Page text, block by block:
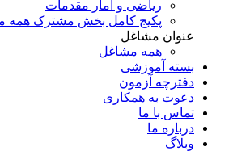
ریاضی و آمار مقدمات
پکیج کامل بخش مشترک همه
عنوان مشاغل
همه مشاغل
بسته آموزشی
دفترچه آزمون
دعوت به همکاری
تماس با ما
درباره ما
وبلاگ